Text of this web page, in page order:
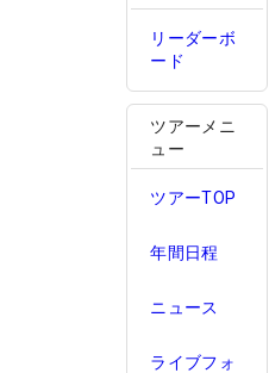
リーダーボ
ード
ツアーメニ
ュー
ツアーTOP
年間日程
ニュース
ライブフォ